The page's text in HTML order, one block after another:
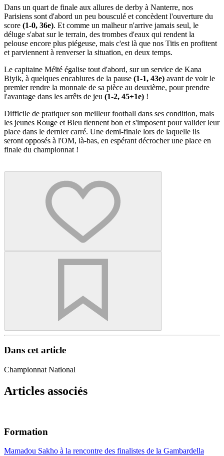
Dans un quart de finale aux allures de derby à Nanterre, nos
Parisiens sont d'abord un peu bousculé et concèdent l'ouverture du
score (1-0, 36e). Et comme un malheur n'arrive jamais seul, le
déluge s'abat sur le terrain, des trombes d'eaux qui rendent la
pelouse encore plus piégeuse, mais c'est là que nos Titis en profitent
et parviennent à renverser la situation, en deux temps.
Le capitaine Méïté égalise tout d'abord, sur un service de Kana
Biyik, à quelques encablures de la pause (1-1, 43e) avant de voir le
premier rendre la monnaie de sa pièce au deuxième, pour prendre
l'avantage dans les arrêts de jeu (1-2, 45+1e) !
Difficile de pratiquer son meilleur football dans ses condition, mais
les jeunes Rouge et Bleu tiennent bon et s'imposent pour valider leur
place dans le dernier carré. Une demi-finale lors de laquelle ils
seront opposés à l'OM, là-bas, en espérant décrocher une place en
finale du championnat !
Dans cet article
Championnat National
Articles associés
Formation
Mamadou Sakho à la rencontre des finalistes de la Gambardella